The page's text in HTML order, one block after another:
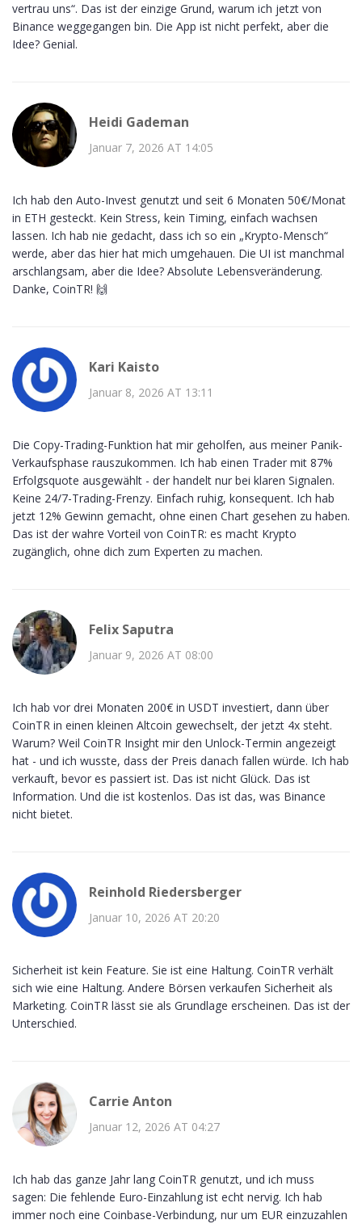
vertrau uns“. Das ist der einzige Grund, warum ich jetzt von
Binance weggegangen bin. Die App ist nicht perfekt, aber die
Idee? Genial.
Heidi Gademan
Januar 7, 2026 AT 14:05
Ich hab den Auto-Invest genutzt und seit 6 Monaten 50€/Monat
in ETH gesteckt. Kein Stress, kein Timing, einfach wachsen
lassen. Ich hab nie gedacht, dass ich so ein „Krypto-Mensch“
werde, aber das hier hat mich umgehauen. Die UI ist manchmal
arschlangsam, aber die Idee? Absolute Lebensveränderung.
Danke, CoinTR! 🙌
Kari Kaisto
Januar 8, 2026 AT 13:11
Die Copy-Trading-Funktion hat mir geholfen, aus meiner Panik-
Verkaufsphase rauszukommen. Ich hab einen Trader mit 87%
Erfolgsquote ausgewählt - der handelt nur bei klaren Signalen.
Keine 24/7-Trading-Frenzy. Einfach ruhig, konsequent. Ich hab
jetzt 12% Gewinn gemacht, ohne einen Chart gesehen zu haben.
Das ist der wahre Vorteil von CoinTR: es macht Krypto
zugänglich, ohne dich zum Experten zu machen.
Felix Saputra
Januar 9, 2026 AT 08:00
Ich hab vor drei Monaten 200€ in USDT investiert, dann über
CoinTR in einen kleinen Altcoin gewechselt, der jetzt 4x steht.
Warum? Weil CoinTR Insight mir den Unlock-Termin angezeigt
hat - und ich wusste, dass der Preis danach fallen würde. Ich hab
verkauft, bevor es passiert ist. Das ist nicht Glück. Das ist
Information. Und die ist kostenlos. Das ist das, was Binance
nicht bietet.
Reinhold Riedersberger
Januar 10, 2026 AT 20:20
Sicherheit ist kein Feature. Sie ist eine Haltung. CoinTR verhält
sich wie eine Haltung. Andere Börsen verkaufen Sicherheit als
Marketing. CoinTR lässt sie als Grundlage erscheinen. Das ist der
Unterschied.
Carrie Anton
Januar 12, 2026 AT 04:27
Ich hab das ganze Jahr lang CoinTR genutzt, und ich muss
sagen: Die fehlende Euro-Einzahlung ist echt nervig. Ich hab
immer noch eine Coinbase-Verbindung, nur um EUR einzuzahlen